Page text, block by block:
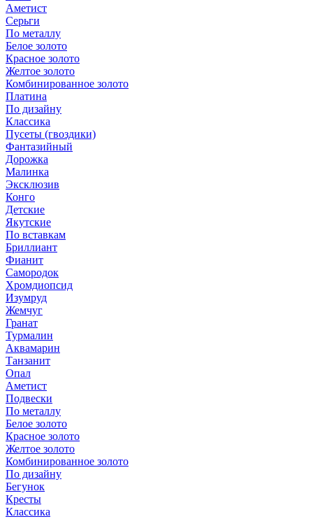
Аметист
Серьги
По металлу
Белое золото
Красное золото
Желтое золото
Комбинированное золото
Платина
По дизайну
Классика
Пусеты (гвоздики)
Фантазийный
Дорожка
Малинка
Эксклюзив
Конго
Детские
Якутские
По вставкам
Бриллиант
Фианит
Самородок
Хромдиопсид
Изумруд
Жемчуг
Гранат
Турмалин
Аквамарин
Танзанит
Опал
Аметист
Подвески
По металлу
Белое золото
Красное золото
Желтое золото
Комбинированное золото
По дизайну
Бегунок
Кресты
Классика